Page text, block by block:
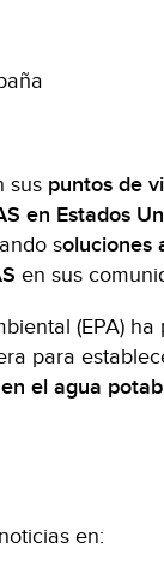
sus puntos de
en Estados
soluciones
en sus
(EPA)
para
el agua
en: